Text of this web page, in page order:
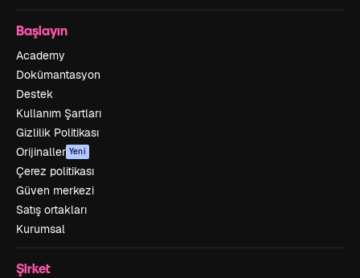
Başlayın
Academy
Dokümantasyon
Destek
Kullanım Şartları
Gizlilik Politikası
Orijinaller Yeni
Çerez politikası
Güven merkezi
Satış ortakları
Kurumsal
Şirket